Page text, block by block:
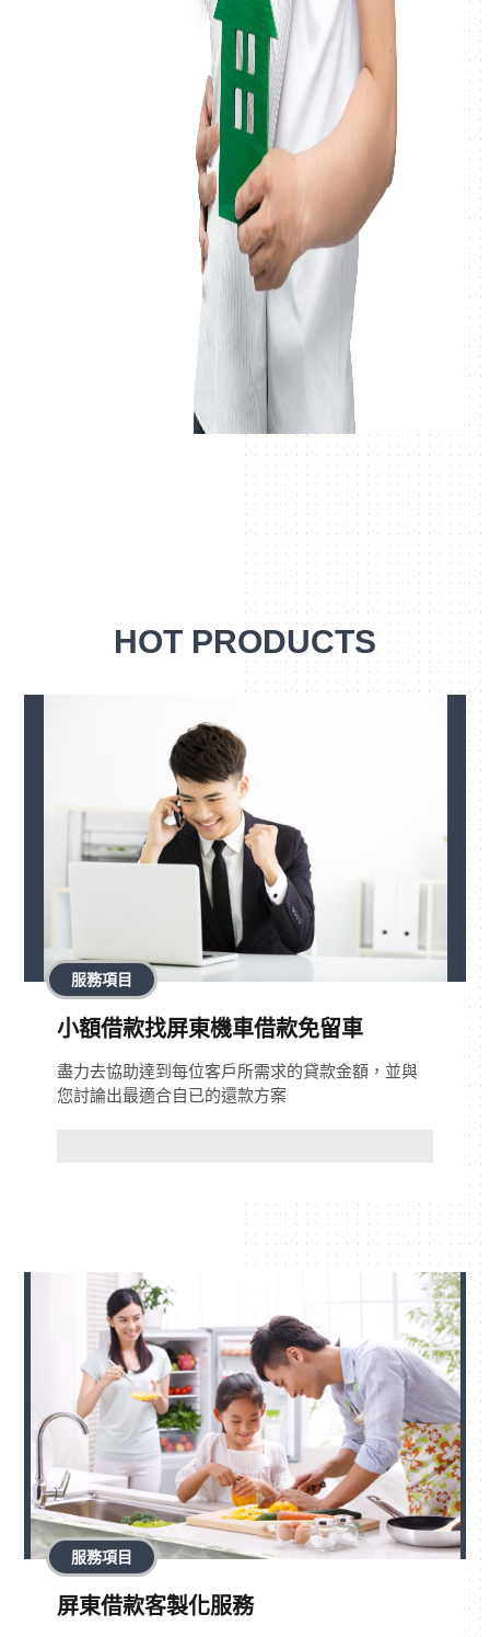
HOT PRODUCTS
服務項目
小額借款找屏東機車借款免留車
盡力去協助達到每位客戶所需求的貸款金額，並與
您討論出最適合自已的還款方案
服務項目
屏東借款客製化服務